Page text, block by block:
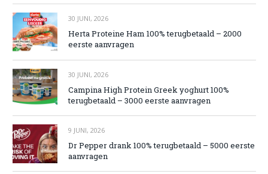
30 JUNI, 2026
Herta Proteine Ham 100% terugbetaald – 2000
eerste aanvragen
30 JUNI, 2026
Campina High Protein Greek yoghurt 100%
terugbetaald – 3000 eerste aanvragen
9 JUNI, 2026
Dr Pepper drank 100% terugbetaald – 5000 eerste
aanvragen